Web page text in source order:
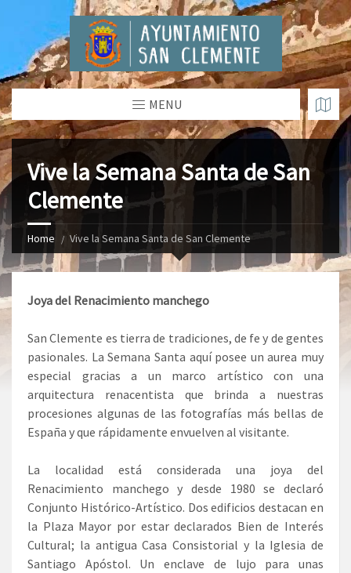
MENU
Vive la Semana Santa de San
Clemente
Home Vive la Semana Santa de San Clemente
Joya del Renacimiento manchego
San Clemente es tierra de tradiciones, de fe y de gentes
pasionales. La Semana Santa aquí posee un aurea muy
especial gracias a un marco artístico con una
arquitectura renacentista que brinda a nuestras
procesiones algunas de las fotografías más bellas de
España y que rápidamente envuelven al visitante.
La localidad está considerada una joya del
Renacimiento manchego y desde 1980 se declaró
Conjunto Histórico-Artístico. Dos edificios destacan en
la Plaza Mayor por estar declarados Bien de Interés
Cultural; la antigua Casa Consistorial y la Iglesia de
Santiago Apóstol. Un enclave de lujo para unas